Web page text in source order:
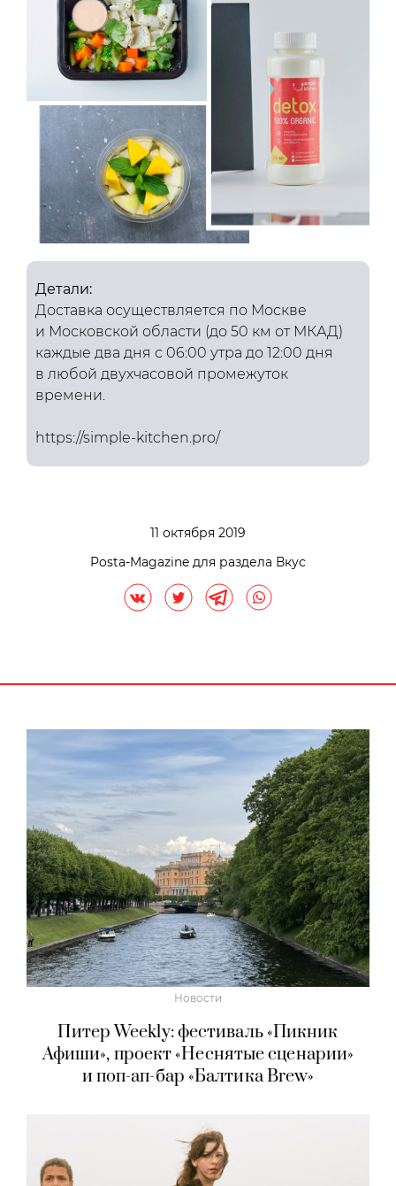
Детали:
Доставка осуществляется по Москве
и Московской области (до 50 км от МКАД)
каждые два дня с 06:00 утра до 12:00 дня
в любой двухчасовой промежуток
времени.
https://simple-kitchen.pro/
11 октября 2019
Posta-Magazine для раздела Вкус
Новости
Питер Weekly: фестиваль «Пикник
Афиши», проект «Неснятые сценарии»
и поп-ап-бар «Балтика Brew»